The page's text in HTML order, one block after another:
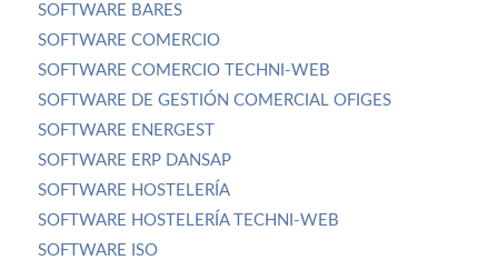
SOFTWARE BARES
SOFTWARE COMERCIO
SOFTWARE COMERCIO TECHNI-WEB
SOFTWARE DE GESTIÓN COMERCIAL OFIGES
SOFTWARE ENERGEST
SOFTWARE ERP DANSAP
SOFTWARE HOSTELERÍA
SOFTWARE HOSTELERÍA TECHNI-WEB
SOFTWARE ISO